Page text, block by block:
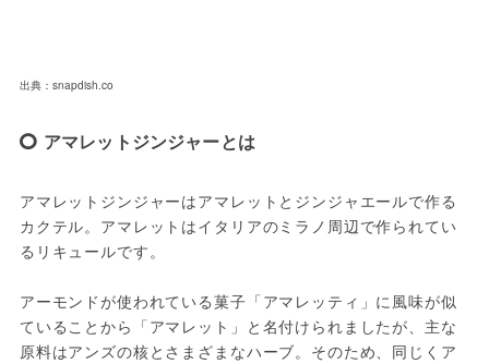
出典：snapdish.co
アマレットジンジャーとは
アマレットジンジャーはアマレットとジンジャエールで作る
カクテル。アマレットはイタリアのミラノ周辺で作られてい
るリキュールです。
アーモンドが使われている菓子「アマレッティ」に風味が似
ていることから「アマレット」と名付けられましたが、主な
原料はアンズの核とさまざまなハーブ。そのため、同じくア